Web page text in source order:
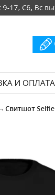
9-17, Сб, Вс
И ОПЛАТА
Свитшот Selfie